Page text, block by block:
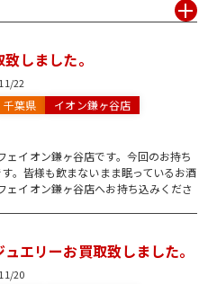
しました。
22
千葉県 イオン鎌ヶ谷店
ェイオン鎌ヶ谷店です。今回のお持ち
。皆様も飲まないまま眠っているお酒
ェイオン鎌ヶ谷店へお持ち込みくださ
エリーお買取致しました。
20